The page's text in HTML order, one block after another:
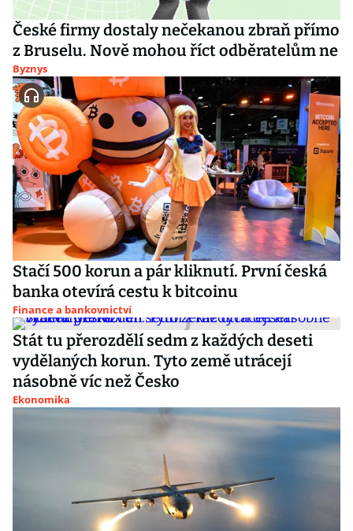
České firmy dostaly nečekanou zbraň přímo
z Bruselu. Nově mohou říct odběratelům ne
Byznys
Stačí 500 korun a pár kliknutí. První česká
banka otevírá cestu k bitcoinu
Finance a bankovnictví
Stát tu přerozdělí sedm z každých deseti
vydělaných korun. Tyto země utrácejí
násobně víc než Česko
Ekonomika